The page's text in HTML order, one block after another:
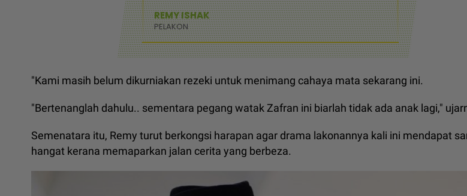
REMY ISHAK
PELAKON
"Kami masih belum dikurniakan rezeki untuk menimang cahaya mata sekarang ini.
"Bertenanglah dahulu.. sementara pegang watak Zafran ini biarlah tidak ada anak lagi,"
Semenatara itu, Remy turut berkongsi harapan agar drama lakonannya kali ini mendapat
hangat kerana memaparkan jalan cerita yang berbeza.